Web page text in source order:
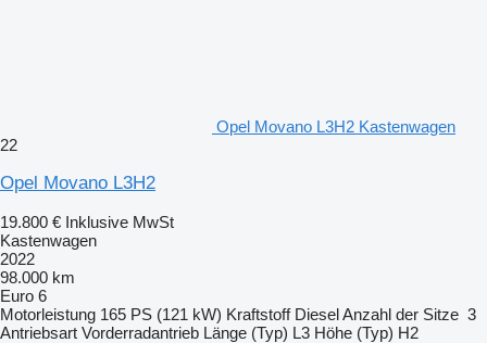
Opel Movano L3H2 Kastenwagen
22
Opel Movano L3H2
19.800 € Inklusive MwSt
Kastenwagen
2022
98.000 km
Euro 6
Motorleistung 165 PS (121 kW) Kraftstoff DieselAnzahl der Sitze 3
Antriebsart Vorderradantrieb Länge (Typ) L3 Höhe (Typ) H2